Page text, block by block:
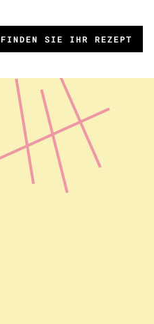
FINDEN SIE IHR REZEPT